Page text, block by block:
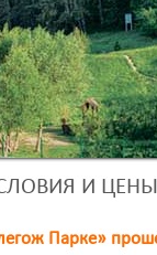
И ЦЕНЫ
Парке»